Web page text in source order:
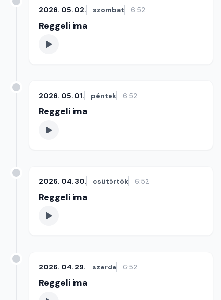
2026. 05. 02. szombat 6:52
Reggeli ima
2026. 05. 01. péntek 6:52
Reggeli ima
2026. 04. 30. csütörtök 6:52
Reggeli ima
2026. 04. 29. szerda 6:52
Reggeli ima